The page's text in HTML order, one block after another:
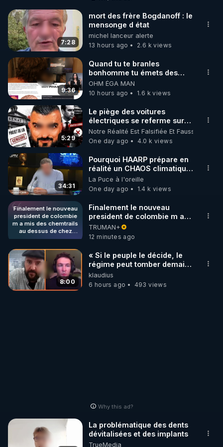
https://www.warmcook.com/14-kuvings
----------
Toutes les Vidéos sont présentes hors censure sur
la plateforme Crowdbunker :
▶ https://crowdbunker.com/v/-Lg7j4uHACY
▶ Telegram : https://t.me/rgnr_fr
▶ Facebook :
https://www.facebook.com/thierry.rgnr/
▶ Instagram  :
https://www.instagram.com/Thierrycasasnovas_rgn
r
▶Twitter :
https://twitter.com/thierrycas
7:28
mort des frère Bogdanoff : le
mensonge d état
michel lanceur alerte
13 hours ago
2.6 k views
9:36
Quand tu te branles
bonhomme tu émets des
ondes ils ont juste omis de
t'expliquer
OHM ÉGA MAN
10 hours ago
1.6 k views
5:29
Le piège des voitures
électriques se referme sur
les usagers !
Notre Réalité Est Falsifiée Et Fausse
One day ago
4.0 k views
34:31
Pourquoi HAARP prépare en
réalité un CHAOS climatique,
on répond
La Puce à l'oreille
One day ago
1.4 k views
Finalement le nouveau
president de colombie
m a mis des chemtrails
au dessus de chez
moi. Il n y en avait
Finalement le nouveau
president de colombie m a
mis des chemtrails au
dessus de chez moi. Il n y en
avait jamais avant.
TRUMAN+
12 minutes ago
8:00
« Si le peuple le décide, le
régime peut tomber demain !
»
klaudius
6 hours ago
493 views
Why this ad?
La problématique des dents
dévitalisées et des implants
TrueMedia